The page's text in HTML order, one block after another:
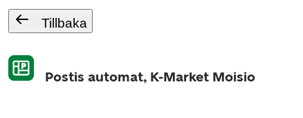
Tillbaka
Postis automat, K-Market Moisio